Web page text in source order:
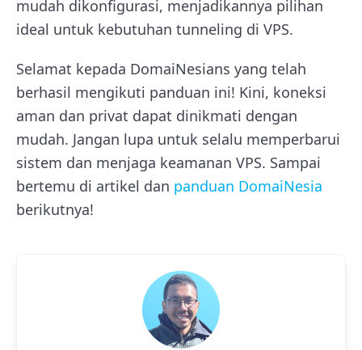
mudah dikonfigurasi, menjadikannya pilihan
ideal untuk kebutuhan tunneling di VPS.
Selamat kepada DomaiNesians yang telah
berhasil mengikuti panduan ini! Kini, koneksi
aman dan privat dapat dinikmati dengan
mudah. Jangan lupa untuk selalu memperbarui
sistem dan menjaga keamanan VPS. Sampai
bertemu di artikel dan panduan DomaiNesia
berikutnya!